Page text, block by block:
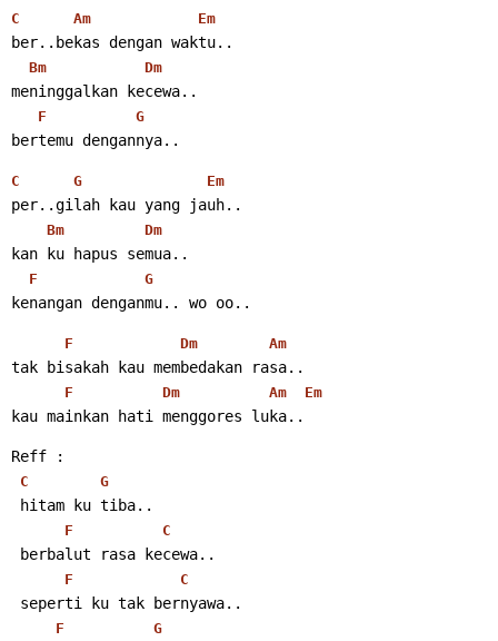
C Am Em
ber..bekas dengan waktu..
Bm Dm
meninggalkan kecewa..
F G
bertemu dengannya..
C G Em
per..gilah kau yang jauh..
Bm Dm
kan ku hapus semua..
F G
kenangan denganmu.. wo oo..
F Dm Am
tak bisakah kau membedakan rasa..
F Dm Am Em
kau mainkan hati menggores luka..
Reff :
C G
hitam ku tiba..
F C
berbalut rasa kecewa..
F C
seperti ku tak bernyawa..
F G